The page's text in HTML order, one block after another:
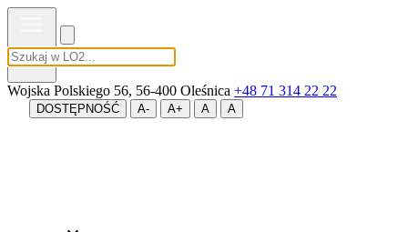
MENU
Wojska Polskiego 56, 56-400 Oleśnica +48 71 314 22 22
DOSTĘPNOŚĆ A- A+ A A